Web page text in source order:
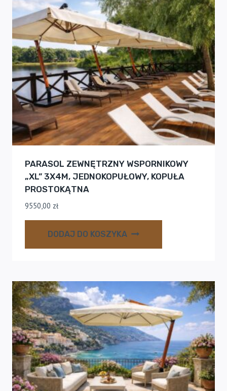
PARASOL ZEWNĘTRZNY WSPORNIKOWY
„XL” 3X4M, JEDNOKOPUŁOWY, KOPUŁA
PROSTOKĄTNA
9550,00 zł
DODAJ DO KOSZYKA